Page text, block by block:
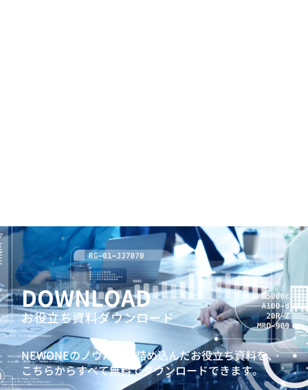
DOWNLOAD
お役立ち資料ダウンロード
NEWONEのノウハウを詰め込んだお役立ち資料を、
こちらからすべて無料でダウンロードできます。